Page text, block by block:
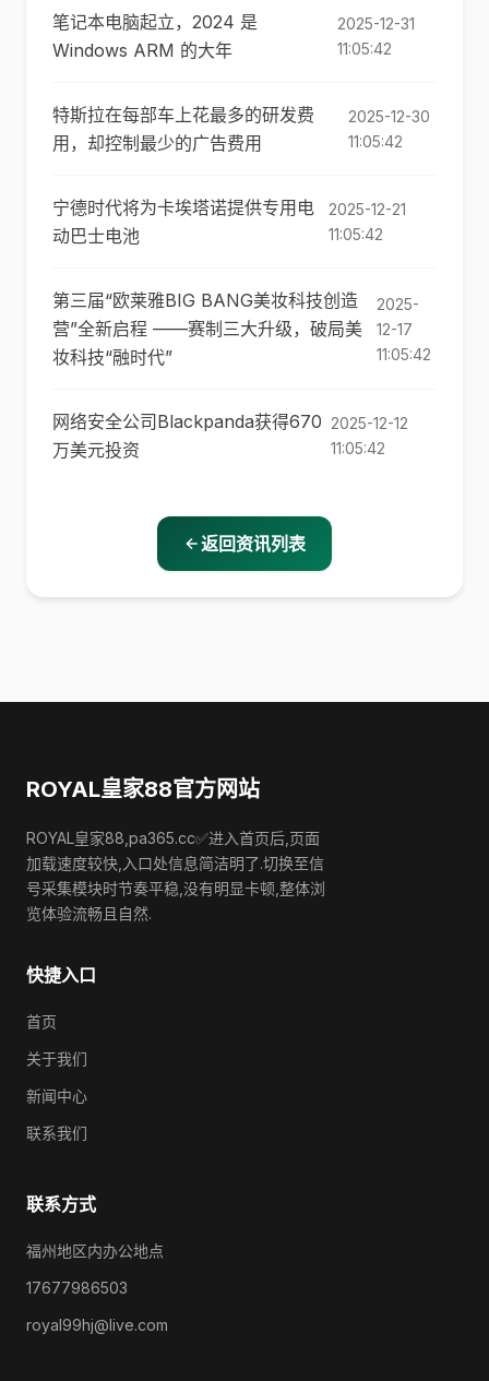
笔记本电脑起立，2024 是
Windows ARM 的大年
2025-12-31
11:05:42
特斯拉在每部车上花最多的研发费
用，却控制最少的广告费用
2025-12-30
11:05:42
宁德时代将为卡埃塔诺提供专用电
动巴士电池
2025-12-21
11:05:42
第三届“欧莱雅BIG BANG美妆科技创造
营”全新启程 ——赛制三大升级，破局美
妆科技“融时代”
2025-
12-17
11:05:42
网络安全公司Blackpanda获得670
万美元投资
2025-12-12
11:05:42
返回资讯列表
ROYAL皇家88官方网站
ROYAL皇家88,pa365.cc✅进入首页后,页面
加载速度较快,入口处信息简洁明了.切换至信
号采集模块时节奏平稳,没有明显卡顿,整体浏
览体验流畅且自然.
快捷入口
首页
关于我们
新闻中心
联系我们
联系方式
福州地区内办公地点
17677986503
royal99hj@live.com